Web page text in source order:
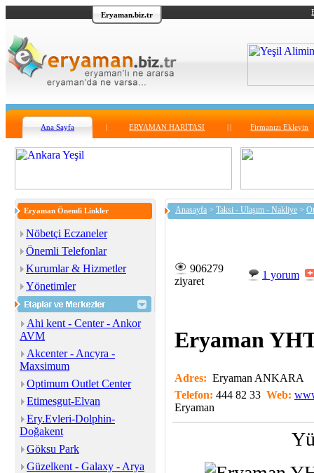
Eryaman.biz.tr
Ana Sayfa ERYAMAN HARİTASI Firmanızı Ekleyin
Eryaman Önemli Linkler
Nöbetçi Eczaneler
Önemli Telefonlar
Kurumlar & Hizmetler
Yönetimler
Ahi kent - Center - Ankor
AVM
Akcenter - Ancyra -
Maxsimum
Optimum Outlet Center
Etimesgut-Elvan
Ery.Evleri-Dolphin-
Doğakent
Göksu Park
Güzelkent - Galaxy - Arya
Anasayfa > Taksi - Ulaşım - Nakliye >
906279
ziyaret
1 yorum
Eryaman
Adres: Eryaman ANKARA
Telefon: 444 82 33 Web:
Eryaman